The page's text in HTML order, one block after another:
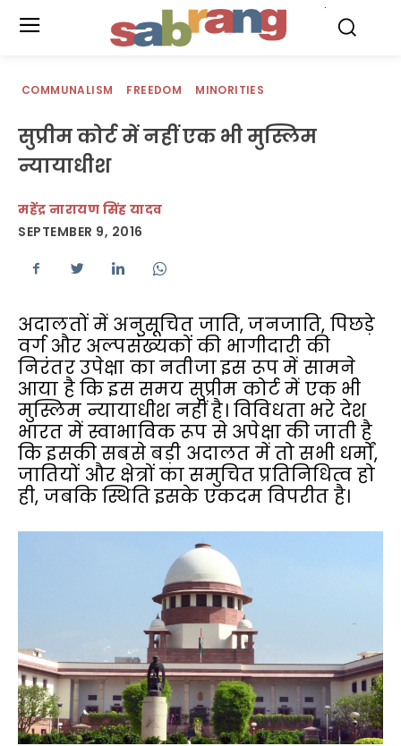
COMMUNALISM FREEDOM MINORITIES
सुप्रीम कोर्ट में नहीं एक भी मुस्लिम
न्यायाधीश
महेंद्र नारायण सिंह यादव
SEPTEMBER 9, 2016
अदालतों में अनुसूचित जाति, जनजाति, पिछड़े
वर्ग और अल्पसंख्यकों की भागीदारी की
निरंतर उपेक्षा का नतीजा इस रूप में सामने
आया है कि इस समय सुप्रीम कोर्ट में एक भी
मुस्लिम न्यायाधीश नहीं है। विविधता भरे देश
भारत में स्वाभाविक रूप से अपेक्षा की जाती है
कि इसकी सबसे बड़ी अदालत में तो सभी धर्मों,
जातियों और क्षेत्रों का समुचित प्रतिनिधित्व हो
ही, जबकि स्थिति इसके एकदम विपरीत है।